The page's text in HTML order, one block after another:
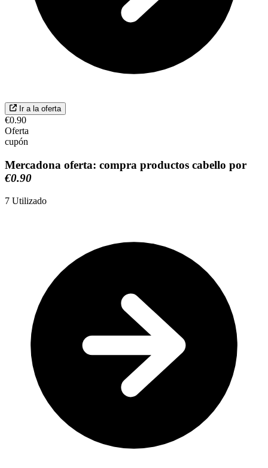
Ir a la oferta
€0.90
Oferta
cupón
Mercadona oferta: compra productos cabello por
€0.90
7 Utilizado